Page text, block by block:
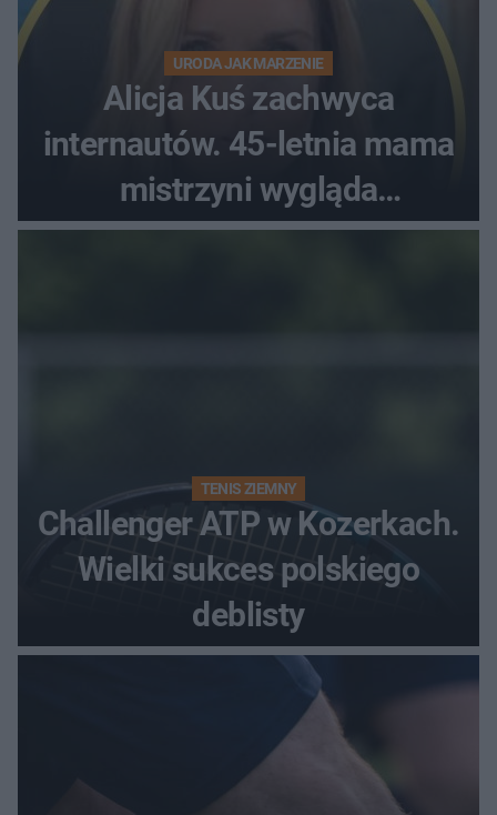
URODA JAK MARZENIE
Alicja Kuś zachwyca
internautów. 45-letnia mama
mistrzyni wygląda
zjawiskowo
TENIS ZIEMNY
Challenger ATP w Kozerkach.
Wielki sukces polskiego
deblisty